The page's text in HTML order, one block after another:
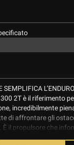
L’ENDURO
2T è il riferimento
incredibilmente
di affrontare gli
il propulsore che